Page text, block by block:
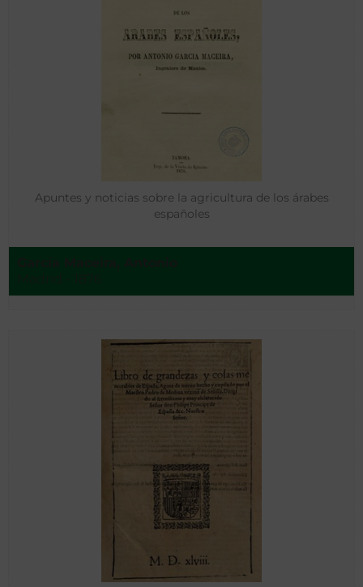
Apuntes y noticias sobre la agricultura de los árabes
españoles